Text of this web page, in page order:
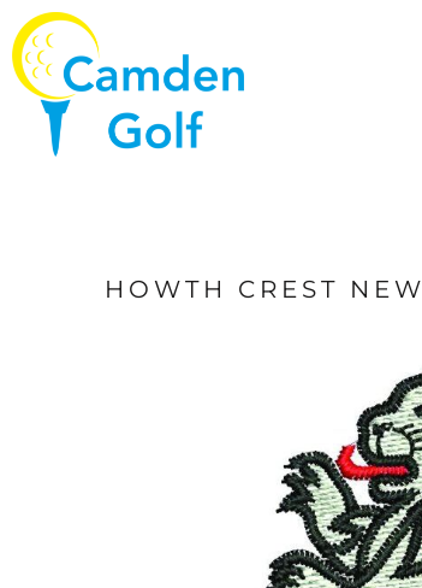
HOWTH CREST NEW
CART: 0 ITEM
CURRENCY: EUR
EUR - Euro